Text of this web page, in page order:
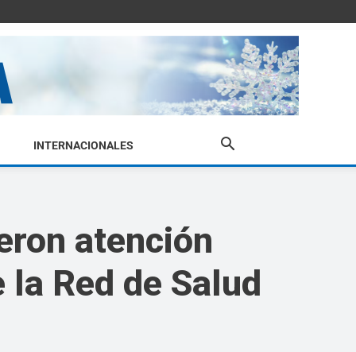
INTERNACIONALES
atención
Red de Salud